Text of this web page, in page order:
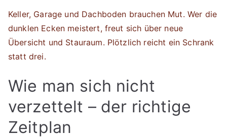
Keller, Garage und Dachboden brauchen Mut. Wer die
dunklen Ecken meistert, freut sich über neue
Übersicht und Stauraum. Plötzlich reicht ein Schrank
statt drei.
Wie man sich nicht
verzettelt – der richtige
Zeitplan